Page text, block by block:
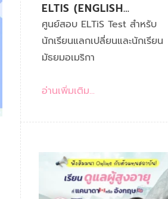
ELTIS (ENGLISH
LANGUAGE TEST FOR
INTERNATIONAL
STUDENTS) คืออะไร?
ศูนย์สอบ ELTiS Test สำหรับ
นักเรียนแลกเปลี่ยนและนักเรียน
มัธยมอเมริกา
อ่านเพิ่มเติม...